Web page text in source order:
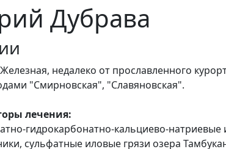
Дубрава
недалеко от прославленного
"Смирновская", "Славяновская".
лечения:
гидрокарбонатно-кальциево-
сульфатные иловые грязи озера